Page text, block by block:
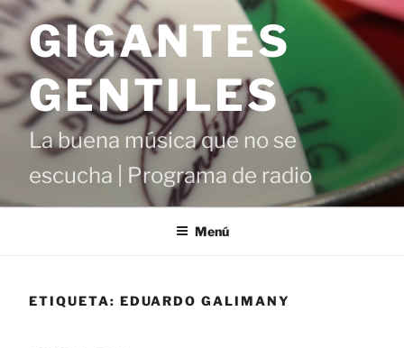
Saltar
contenido
GIGANTES
GENTILES
La buena música que no se
escucha | Programa de radio
Menú
ETIQUETA: EDUARDO GALIMANY